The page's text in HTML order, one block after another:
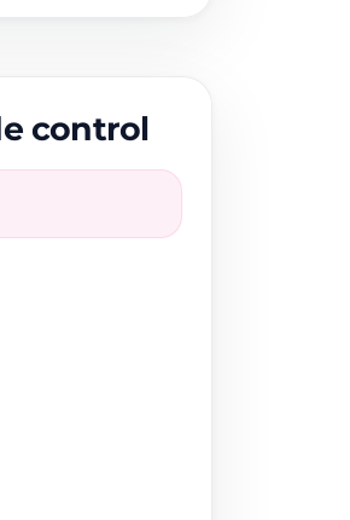
control